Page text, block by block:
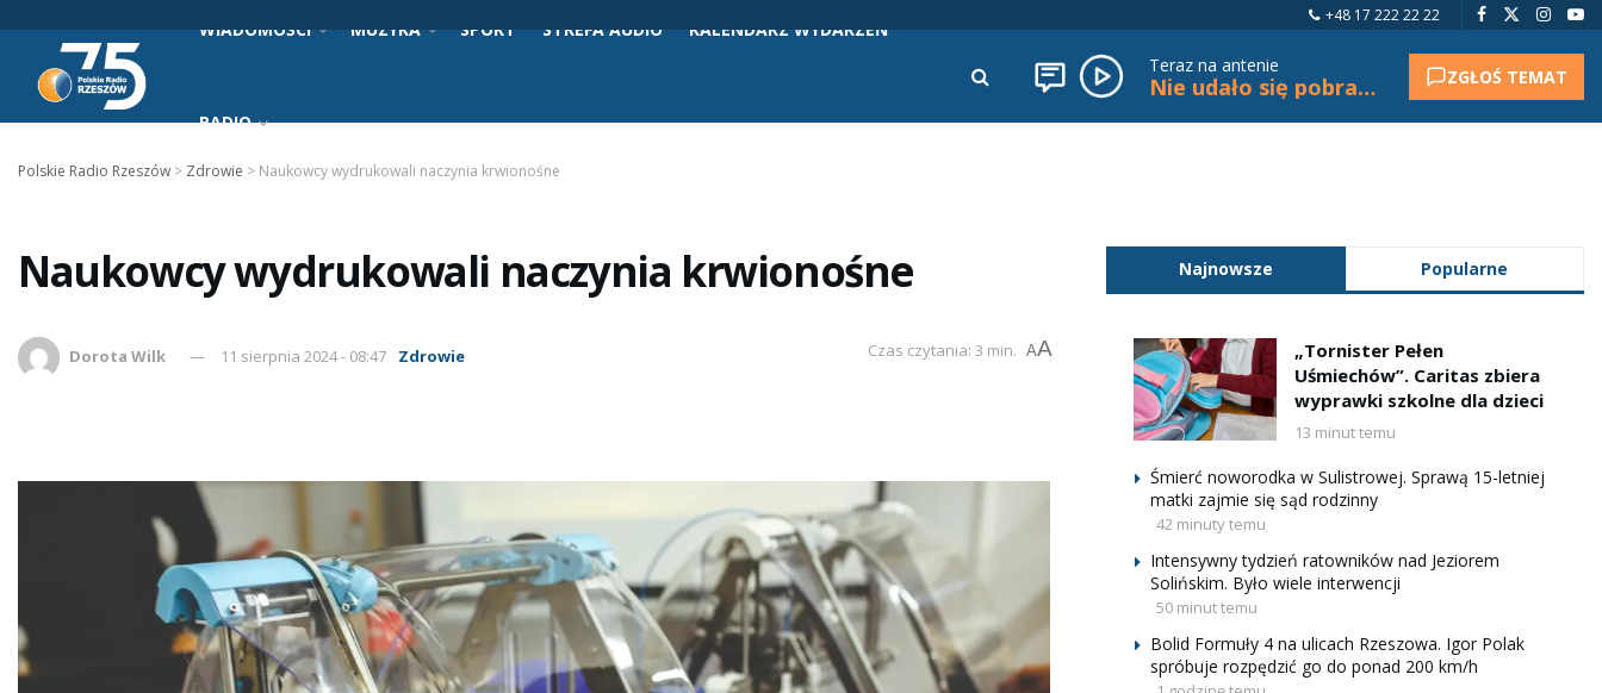
+48 17 222 22 22
WIADOMOŚCI MUZYKA SPORT STREFA AUDIO KALENDARZ WYDARZEŃ
RADIO
Teraz na antenie
Nie udało się pobrać tytułu. ZGŁOŚ TEMAT
Polskie Radio Rzeszów > Zdrowie > Naukowcy wydrukowali naczynia krwionośne
Naukowcy wydrukowali naczynia krwionośne
Dorota Wilk 11 sierpnia 2024 - 08:47 Zdrowie Czas czytania: 3 min. AA
Najnowsze Popularne
„Tornister Pełen
Uśmiechów”. Caritas zbiera
wyprawki szkolne dla dzieci
13 minut temu
Śmierć noworodka w Sulistrowej. Sprawą 15-letniej
matki zajmie się sąd rodzinny
42 minuty temu
Intensywny tydzień ratowników nad Jeziorem
Solińskim. Było wiele interwencji
50 minut temu
Bolid Formuły 4 na ulicach Rzeszowa. Igor Polak
spróbuje rozpędzić go do ponad 200 km/h